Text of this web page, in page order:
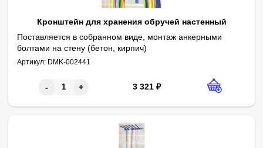
Кронштейн для хранения обручей настенный
Поставляется в собранном виде, монтаж анкерными
болтами на стену (бетон, кирпич)
Параметры:
Высота - 500 мм
Артикул: DMK-002441
- + 3 321 ₽